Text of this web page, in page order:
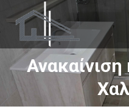
Ανακαίνιση